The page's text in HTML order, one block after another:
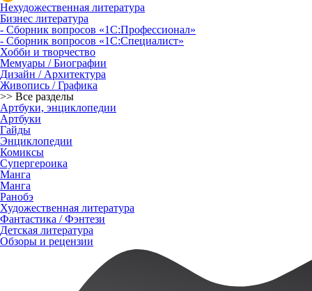
Нехудожественная литература
Бизнес литература
- Сборник вопросов «1С:Профессионал»
- Сборник вопросов «1С:Специалист»
Хобби и творчество
Мемуары / Биографии
Дизайн / Архитектура
Живопись / Графика
>> Все разделы
Артбуки, энциклопедии
Артбуки
Гайды
Энциклопедии
Комиксы
Супергероика
Манга
Манга
Ранобэ
Художественная литература
Фантастика / Фэнтези
Детская литература
Обзоры и рецензии